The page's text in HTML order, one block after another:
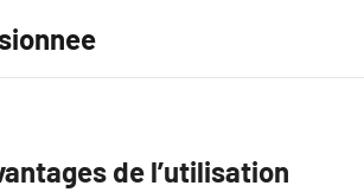
de l’utilisation